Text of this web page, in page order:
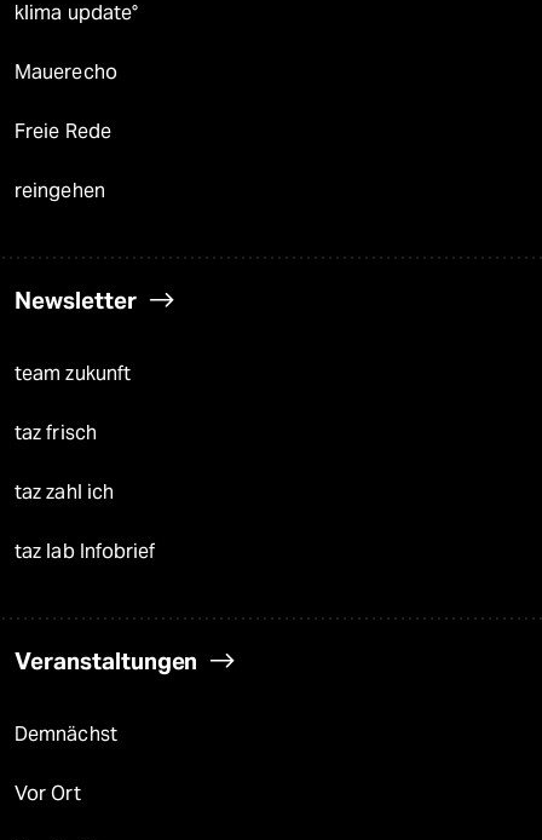
klima update°
Mauerecho
Freie Rede
reingehen
Newsletter
team zukunft
taz frisch
taz zahl ich
taz lab Infobrief
Veranstaltungen
Demnächst
Vor Ort